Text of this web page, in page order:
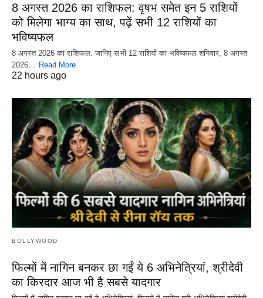
8 अगस्त 2026 का राशिफल: वृषभ समेत इन 5 राशियों
को मिलेगा भाग्य का साथ, पढ़ें सभी 12 राशियों का
भविष्यफल
8 अगस्त 2026 का राशिफल: जानिए सभी 12 राशियों का भविष्यफल शनिवार, 8 अगस्त
2026… Read More
22 hours ago
BOLLYWOOD
फिल्मों में नागिन बनकर छा गईं ये 6 अभिनेत्रियां, श्रीदेवी
का किरदार आज भी है सबसे यादगार